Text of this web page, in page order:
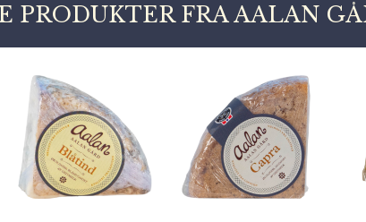
PRODUKTER FRA AALAN